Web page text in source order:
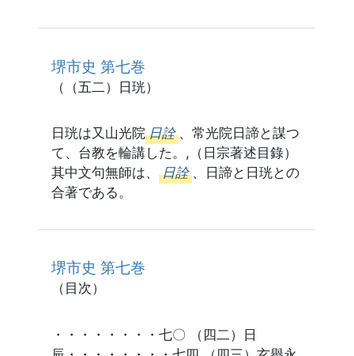
堺市史 第七巻
（（五二）日珖）
日珖は又山光院 日詮 、常光院日諦と謀つ
て、台教を輪講した。,（日宗著述目錄）
其中文句無師は、 日詮 、日諦と日珖との
合著である。
堺市史 第七巻
（目次）
・・・・・・・・七〇 （四二）日